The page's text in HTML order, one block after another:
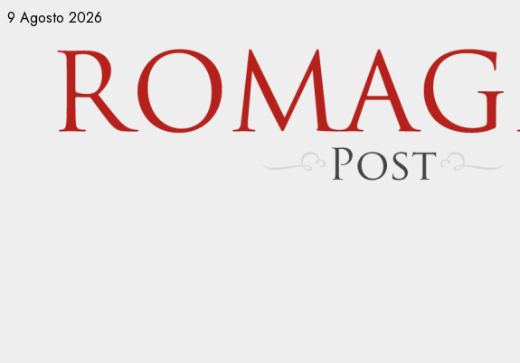
Vai
contenuto
9 Agosto 2026